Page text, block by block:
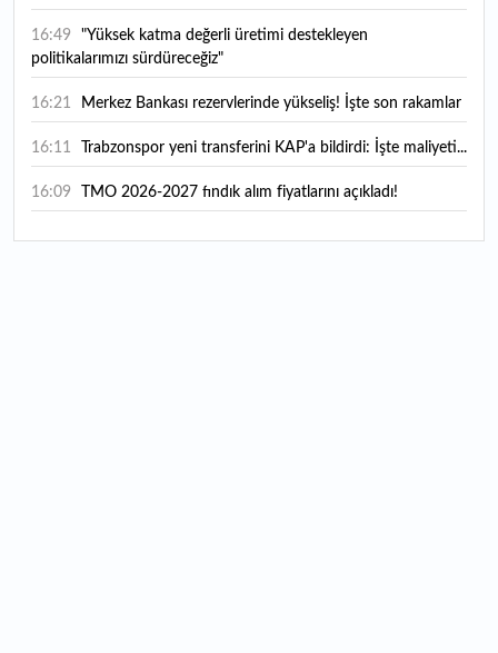
16:49
politikalarımızı sürdüreceğiz"
16:21 Merkez Bankası rezervlerinde yükseliş! İşte son rakamlar
16:11 Trabzonspor yeni transferini KAP'a bildirdi: İşte maliyeti...
16:09 TMO 2026-2027 fındık alım fiyatlarını açıkladı!